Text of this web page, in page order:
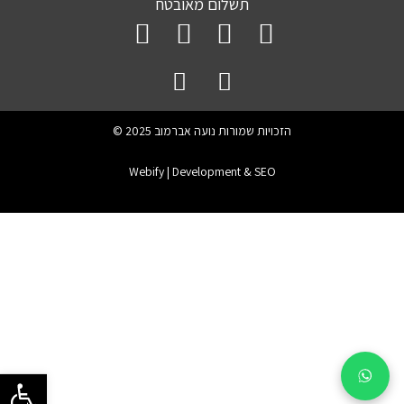
פתח
הזכויות שמורות נועה אברמוב 2025 ©
Webify | Development & SEO
צ'אט